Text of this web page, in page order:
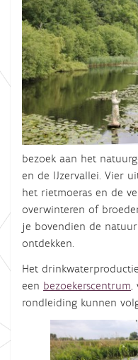
bezoek aan het
en de IJzervallei. Vier
het rietmoeras en de
overwinteren of
je bovendien de
ontdekken.
Het
een bezoekerscentrum,
rondleiding kunnen